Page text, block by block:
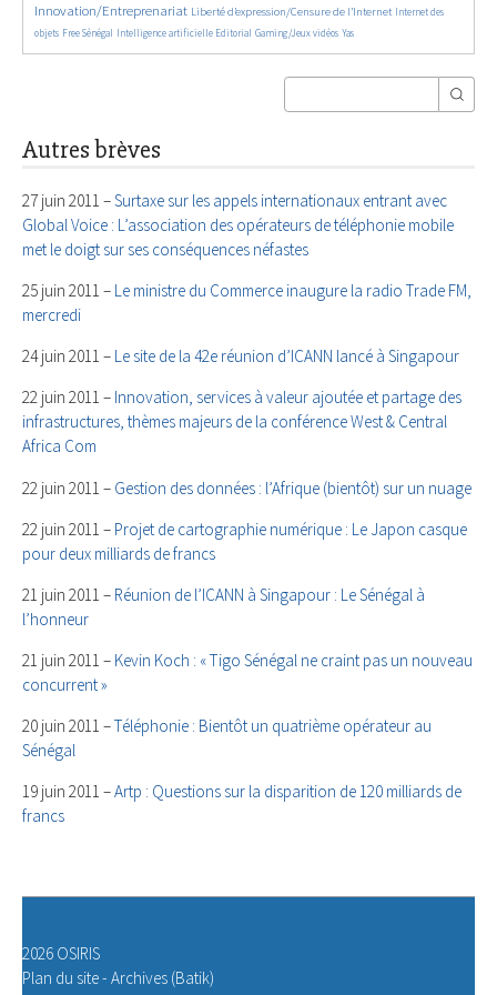
Innovation/Entreprenariat
1469/5567 Liberté d’expression/Censure de l’Internet
46/5567
Internet des
objets
170/5567Free Sénégal
941/5567 Intelligence artificielle
195/5567 Editorial
55/5567 Gaming/Jeux vidéos
30/5567 Yas
Autres brèves
27 juin 2011 –Surtaxe sur les appels internationaux entrant avec
Global Voice : L’association des opérateurs de téléphonie mobile
met le doigt sur ses conséquences néfastes
25 juin 2011 – Le ministre du Commerce inaugure la radio Trade FM,
mercredi
24 juin 2011 – Le site de la 42e réunion d’ICANN lancé à Singapour
22 juin 2011 – Innovation, services à valeur ajoutée et partage des
infrastructures, thèmes majeurs de la conférence West & Central
Africa Com
22 juin 2011 – Gestion des données : l’Afrique (bientôt) sur un nuage
22 juin 2011 – Projet de cartographie numérique : Le Japon casque
pour deux milliards de francs
21 juin 2011 – Réunion de l’ICANN à Singapour : Le Sénégal à
l’honneur
21 juin 2011 – Kevin Koch : « Tigo Sénégal ne craint pas un nouveau
concurrent »
20 juin 2011 –Téléphonie : Bientôt un quatrième opérateur au
Sénégal
19 juin 2011 –Artp : Questions sur la disparition de 120 milliards de
francs
2026 OSIRIS
Plan du site- Archives (Batik)